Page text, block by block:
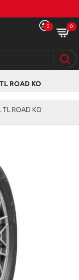
0 0
ROAD KO
ROAD KO